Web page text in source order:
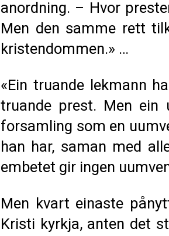
anordning. – Hvor
Men den samme rett
kristendommen.» …
«Ein truande lekmann
truande prest. Men
forsamling som en
han har, saman med
embetet gir ingen
Men kvart einaste
Kristi kyrkja, anten det